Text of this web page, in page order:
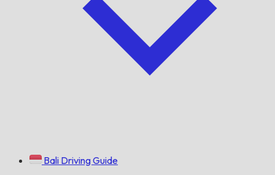
Bali Driving Guide